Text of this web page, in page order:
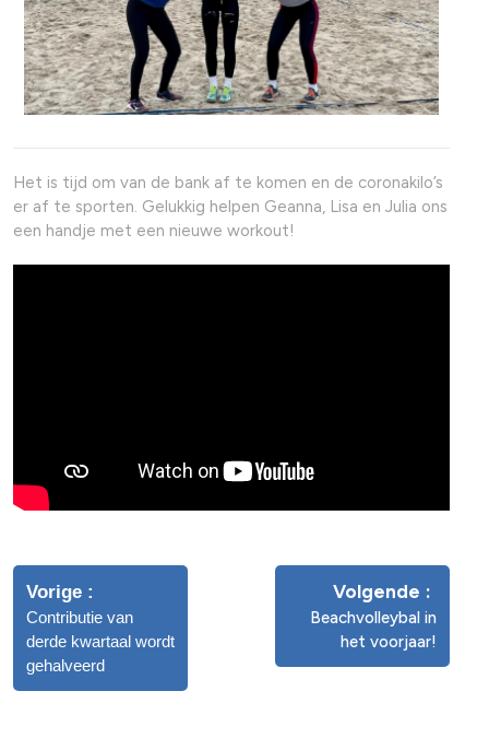
Het is tijd om van de bank af te komen en de coronakilo’s
er af te sporten. Gelukkig helpen Geanna, Lisa en Julia ons
een handje met een nieuwe workout!
Vorige
Contributie van
derde kwartaal wordt
gehalveerd
Volgende
Beachvolleybal in
het voorjaar!